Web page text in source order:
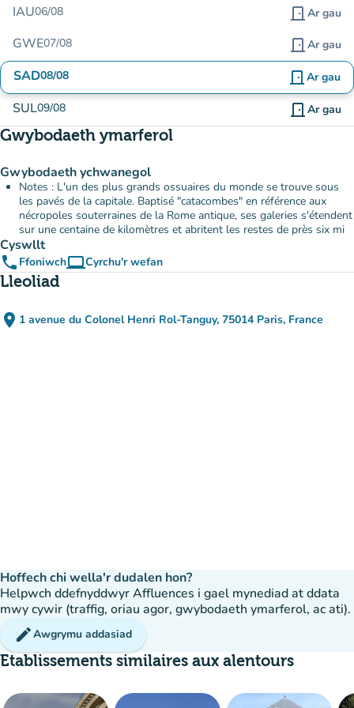
IAU06/08 door_front Ar gau
GWE07/08 door_front Ar gau
SAD08/08 door_front Ar gau
SUL09/08 door_front Ar gau
Gwybodaeth ymarferol
Gwybodaeth ychwanegol
Notes : L'un des plus grands ossuaires du monde se trouve sous
les pavés de la capitale. Baptisé "catacombes" en référence aux
nécropoles souterraines de la Rome antique, ses galeries s'étendent
sur une centaine de kilomètres et abritent les restes de près six mi
Cyswllt
phone FfoniwchcomputerCyrchu'r wefan
(tab newydd)
Lleoliad
place 1 avenue du Colonel Henri Rol-Tanguy, 75014 Paris, France
(agor yn Google Maps)
(tab newydd)
Hoffech chi wella'r dudalen hon?
Helpwch ddefnyddwyr Affluences i gael mynediad at ddata
mwy cywir (traffig, oriau agor, gwybodaeth ymarferol, ac ati).
editAwgrymu addasiad
Etablissements similaires aux alentours